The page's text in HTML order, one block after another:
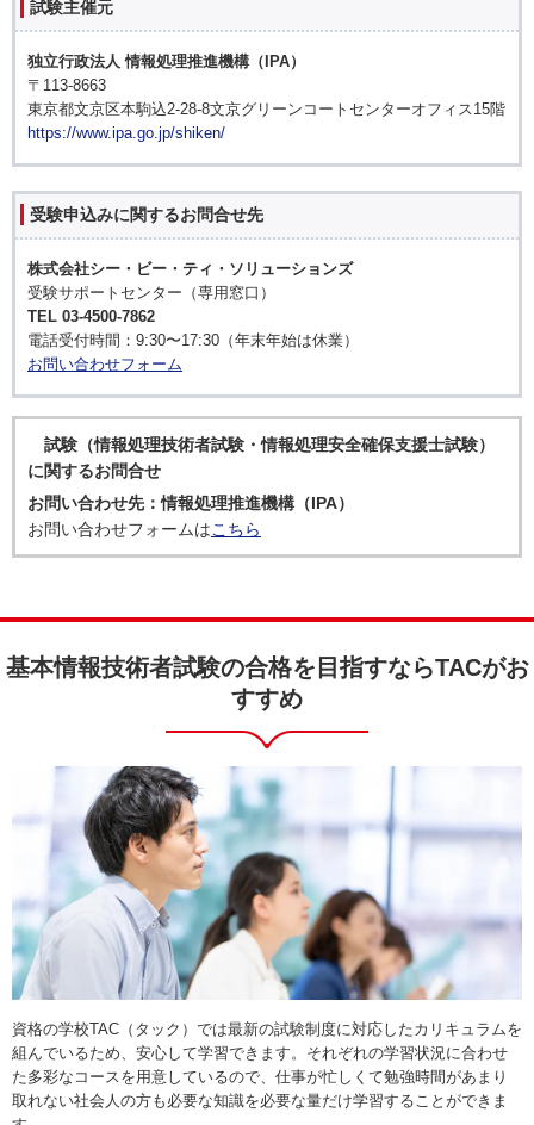
試験主催元
独立行政法人 情報処理推進機構（IPA）
〒113-8663
東京都文京区本駒込2-28-8文京グリーンコートセンターオフィス15階
https://www.ipa.go.jp/shiken/
受験申込みに関するお問合せ先
株式会社シー・ビー・ティ・ソリューションズ
受験サポートセンター（専用窓口）
TEL 03-4500-7862
電話受付時間：9:30〜17:30（年末年始は休業）
お問い合わせフォーム
試験（情報処理技術者試験・情報処理安全確保支援士試験）
に関するお問合せ
お問い合わせ先：情報処理推進機構（IPA）
お問い合わせフォームはこちら
基本情報技術者試験の合格を目指すならTACがお
すすめ
資格の学校TAC（タック）では最新の試験制度に対応したカリキュラムを
組んでいるため、安心して学習できます。それぞれの学習状況に合わせ
た多彩なコースを用意しているので、仕事が忙しくて勉強時間があまり
取れない社会人の方も必要な知識を必要な量だけ学習することができま